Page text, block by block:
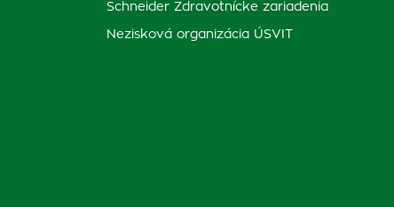
Schneider Zdravotnícke zariadenia
Nezisková organizácia ÚSVIT